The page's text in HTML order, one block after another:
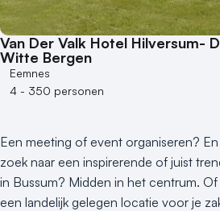
Kleine / intieme locatie
Locaties aan zee
Museum
Theater
Varende locatie
Van Der Valk Hotel Hilversum-
Witte Bergen
Eemnes
4 - 350 personen
Een meeting of event organiseren?
zoek naar een inspirerende of juist
in Bussum? Midden in het centrum. Of
een landelijk gelegen locatie voor je